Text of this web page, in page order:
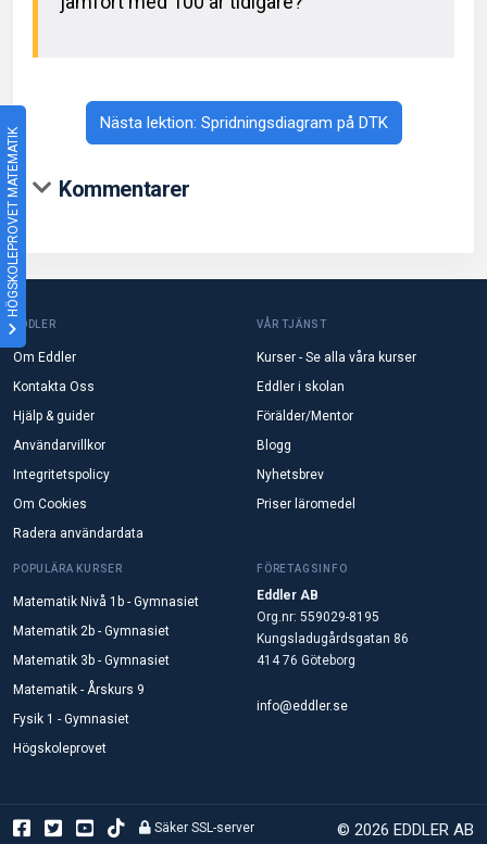
HÖGSKOLEPROVET MATEMATIK
Nästa lektion: Spridningsdiagram på DTK
Kommentarer
EDDLER
Om Eddler
Kontakta Oss
Hjälp & guider
Användarvillkor
Integritetspolicy
Om Cookies
Radera användardata
VÅR TJÄNST
Kurser - Se alla våra kurser
Eddler i skolan
Förälder/Mentor
Blogg
Nyhetsbrev
Priser läromedel
POPULÄRA KURSER
Matematik Nivå 1b - Gymnasiet
Matematik 2b - Gymnasiet
Matematik 3b - Gymnasiet
Matematik - Årskurs 9
Fysik 1 - Gymnasiet
Högskoleprovet
FÖRETAGSINFO
Eddler AB
Org.nr: 559029-8195
Kungsladugårdsgatan 86
414 76 Göteborg
info@eddler.se
© 2026 EDDLER AB
Säker SSL-server